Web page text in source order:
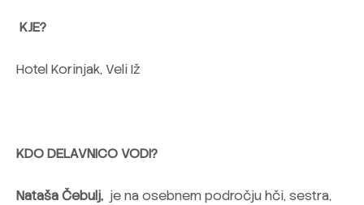
KJE?
Hotel Korinjak, Veli Iž
KDO DELAVNICO VODI?
Nataša Čebulj, je na osebnem področju hči, sestra,